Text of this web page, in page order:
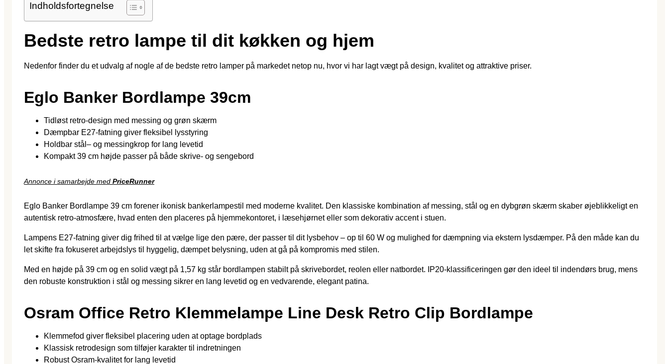
Indholdsfortegnelse
Bedste retro lampe til dit køkken og hjem
Nedenfor finder du et udvalg af nogle af de bedste retro lamper på markedet netop nu, hvor vi har lagt vægt på design, kvalitet og attraktive priser.
Eglo Banker Bordlampe 39cm
Tidløst retro-design med messing og grøn skærm
Dæmpbar E27-fatning giver fleksibel lysstyring
Holdbar stål– og messingkrop for lang levetid
Kompakt 39 cm højde passer på både skrive- og sengebord
Annonce i samarbejde med PriceRunner
Eglo Banker Bordlampe 39 cm forener ikonisk bankerlampestil med moderne kvalitet. Den klassiske kombination af messing, stål og en dybgrøn skærm skaber øjeblikkeligt en
autentisk retro-atmosfære, hvad enten den placeres på hjemmekontoret, i læsehjørnet eller som dekorativ accent i stuen.
Lampens E27-fatning giver dig frihed til at vælge lige den pære, der passer til dit lysbehov – op til 60 W og mulighed for dæmpning via ekstern lysdæmper. På den måde kan du
let skifte fra fokuseret arbejdslys til hyggelig, dæmpet belysning, uden at gå på kompromis med stilen.
Med en højde på 39 cm og en solid vægt på 1,57 kg står bordlampen stabilt på skrivebordet, reolen eller natbordet. IP20-klassificeringen gør den ideel til indendørs brug, mens
den robuste konstruktion i stål og messing sikrer en lang levetid og en vedvarende, elegant patina.
Osram Office Retro Klemmelampe Line Desk Retro Clip Bordlampe
Klemmefod giver fleksibel placering uden at optage bordplads
Klassisk retrodesign som tilføjer karakter til indretningen
Robust Osram-kvalitet for lang levetid